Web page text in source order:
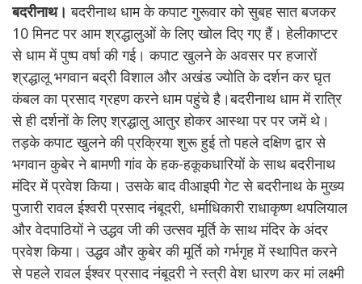
बदरीनाथ। बदरीनाथ धाम के कपाट गुरूवार को सुबह सात बजकर
10 मिनट पर आम श्रद्धालुओं के लिए खोल दिए गए हैं। हेलीकाप्टर
से धाम में पुष्प वर्षा की गई। कपाट खुलने के अवसर पर हजारों
श्रद्धालू भगवान बद्री विशाल और अखंड ज्योति के दर्शन कर घृत
कंबल का प्रसाद ग्रहण करने धाम पहुंचे है।बदरीनाथ धाम में रात्रि
से ही दर्शनों के लिए श्रद्धालु आतुर होकर आस्था पर पर जमें थे।
तड़के कपाट खुलने की प्रक्रिया शुरू हुई तो पहले दक्षिण द्वार से
भगवान कुबेर ने बामणी गांव के हक-हकूकधारियों के साथ बदरीनाथ
मंदिर में प्रवेश किया। उसके बाद वीआइपी गेट से बदरीनाथ के मुख्य
पुजारी रावल ईश्वरी प्रसाद नंबूदरी, धर्माधिकारी राधाकृष्ण थपलियाल
और वेदपाठियों ने उद्धव जी की उत्सव मूर्ति के साथ मंदिर के अंदर
प्रवेश किया। उद्धव और कुबेर की मूर्ति को गर्भगृह में स्थापित करने
से पहले रावल ईश्वर प्रसाद नंबूदरी ने स्त्री वेश धारण कर मां लक्ष्मी